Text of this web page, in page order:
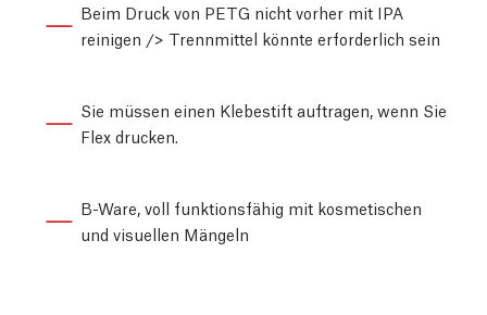
Beim Druck von PETG nicht vorher mit IPA
reinigen /> Trennmittel könnte erforderlich sein
Sie müssen einen Klebestift auftragen, wenn Sie
Flex drucken.
B-Ware, voll funktionsfähig mit kosmetischen
und visuellen Mängeln